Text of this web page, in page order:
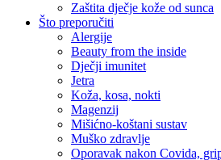
Zaštita dječje kože od sunca
Što preporučiti
Alergije
Beauty from the inside
Dječji imunitet
Jetra
Koža, kosa, nokti
Magenzij
Mišićno-koštani sustav
Muško zdravlje
Oporavak nakon Covida,